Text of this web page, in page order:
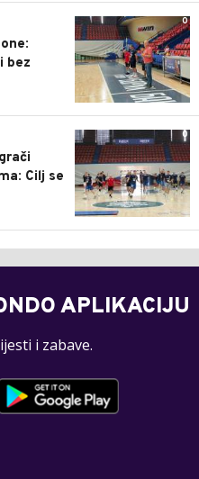
0
bez
0
Cilj se
APLIKACIJU
i zabave.